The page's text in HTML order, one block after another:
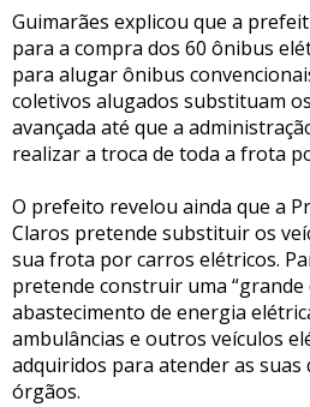
Guimarães explicou que a
para a compra dos 60 ônibus
para alugar ônibus
coletivos alugados substituam
avançada até que a
realizar a troca de toda a frota
O prefeito revelou ainda que a
Claros pretende substituir os
sua frota por carros elétricos.
pretende construir uma “grande
abastecimento de energia
ambulâncias e outros veículos
adquiridos para atender as suas
órgãos.